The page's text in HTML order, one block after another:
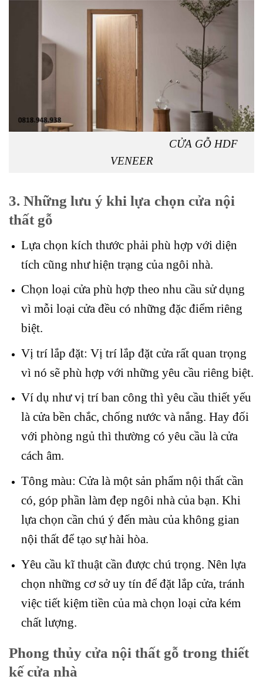
CỬA GỖ HDF
VENEER
3. Những lưu ý khi lựa chọn cửa nội
thất gỗ
Lựa chọn kích thước phải phù hợp với diện
tích cũng như hiện trạng của ngôi nhà.
Chọn loại cửa phù hợp theo nhu cầu sử dụng
vì mỗi loại cửa đều có những đặc điểm riêng
biệt.
Vị trí lắp đặt: Vị trí lắp đặt cửa rất quan trọng
vì nó sẽ phù hợp với những yêu cầu riêng biệt.
Ví dụ như vị trí ban công thì yêu cầu thiết yếu
là cửa bền chắc, chống nước và nắng. Hay đối
với phòng ngủ thì thường có yêu cầu là cửa
cách âm.
Tông màu: Cửa là một sản phẩm nội thất cần
có, góp phần làm đẹp ngôi nhà của bạn. Khi
lựa chọn cần chú ý đến màu của không gian
nội thất để tạo sự hài hòa.
Yêu cầu kĩ thuật cần được chú trọng. Nên lựa
chọn những cơ sở uy tín để đặt lắp cửa, tránh
việc tiết kiệm tiền của mà chọn loại cửa kém
chất lượng.
Phong thủy cửa nội thất gỗ trong thiết
kế cửa nhà